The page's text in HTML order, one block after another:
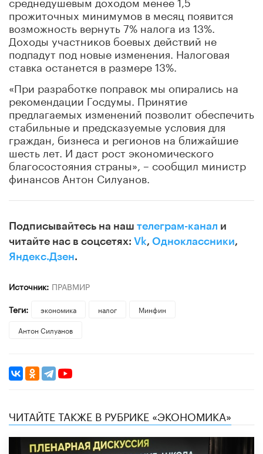
прожиточных минимумов в месяц появится
возможность вернуть 7% налога из 13%.
Доходы участников боевых действий не
подпадут под новые изменения. Налоговая
ставка останется в размере 13%.
«При разработке поправок мы опирались на
рекомендации Госдумы. Принятие
предлагаемых изменений позволит обеспечить
стабильные и предсказуемые условия для
граждан, бизнеса и регионов на ближайшие
шесть лет. И даст рост экономического
благосостояния страны», – сообщил министр
финансов Антон Силуанов.
Подписывайтесь на наш телеграм-канал и
читайте нас в соцсетях: Vk, Одноклассники,
Яндекс.Дзен.
Источник: ПРАВМИР
Теги:
экономика налог
Минфин
Антон Силуанов
ЧИТАЙТЕ ТАКЖЕ В РУБРИКЕ «ЭКОНОМИКА»